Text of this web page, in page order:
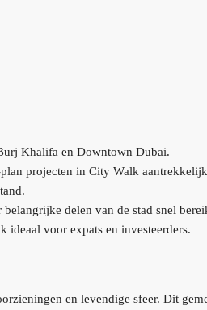
Khalifa en Downtown Dubai.
projecten in City Walk
delen van de stad snel
ideaal voor expats en investeerders.
en levendige sfeer. Dit